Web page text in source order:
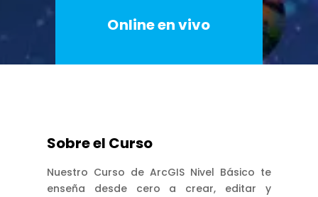
Online en vivo
Sobre el Curso
Nuestro Curso de ArcGIS Nivel Básico te
enseña desde cero a crear, editar y